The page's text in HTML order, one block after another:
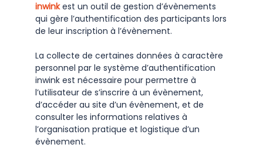
inwinkest un outil de gestion d’évènements
qui gère l’authentification des participants lors
de leur inscription à l’évènement.
La collecte de certaines données à caractère
personnel par le système d’authentification
inwink est nécessaire pour permettre à
l’utilisateur de s’inscrire à un évènement,
d’accéder au site d’un évènement, et de
consulter les informations relatives à
l’organisation pratique et logistique d’un
évènement.